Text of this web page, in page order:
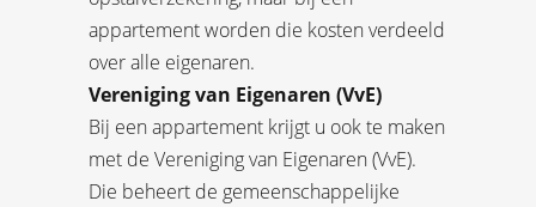
appartement worden die kosten verdeeld
over alle eigenaren.
Vereniging van Eigenaren (VvE)
Bij een appartement krijgt u ook te maken
met de Vereniging van Eigenaren (VvE).
Die beheert de gemeenschappelijke